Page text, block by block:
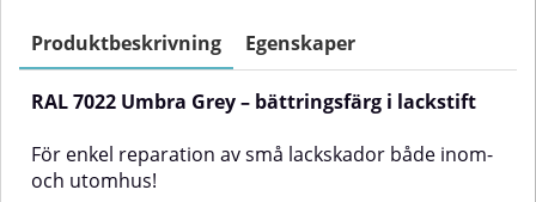
kan användas för både inom- och
utomhusbruk. Akrylsprayen har
färg som är motståndskraftig
också resistent mot
väderpåverkan samt är
rostförebyggande.Akryllacken i
fäster utmärkt på trä, metall, sten
och hårda plastytor – och
utomhus. Den kan även
element.Här kan du söka efter
valfri NCS-kod i vår digitala
Produktbeskrivning Egenskaper
RAL 7022 Umbra Grey – bättringsfärg i lackstift
För enkel reparation av små lackskador både inom-
och utomhus!